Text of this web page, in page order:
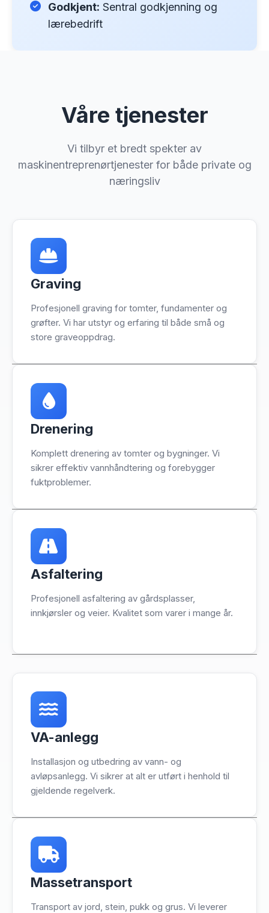
Godkjent: Sentral godkjenning og
lærebedrift
Våre tjenester
Vi tilbyr et bredt spekter av
maskinentreprenørtjenester for både private og
næringsliv
Graving
Profesjonell graving for tomter, fundamenter og
grøfter. Vi har utstyr og erfaring til både små og
store graveoppdrag.
Drenering
Komplett drenering av tomter og bygninger. Vi
sikrer effektiv vannhåndtering og forebygger
fuktproblemer.
Asfaltering
Profesjonell asfaltering av gårdsplasser,
innkjørsler og veier. Kvalitet som varer i mange år.
VA-anlegg
Installasjon og utbedring av vann- og
avløpsanlegg. Vi sikrer at alt er utført i henhold til
gjeldende regelverk.
Massetransport
Transport av jord, stein, pukk og grus. Vi leverer